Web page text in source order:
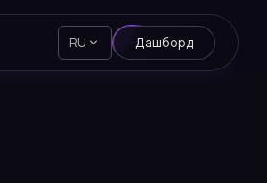
RU Дашборд